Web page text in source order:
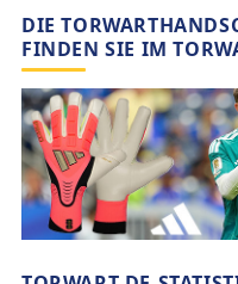
DIE
FINDEN SIE IM